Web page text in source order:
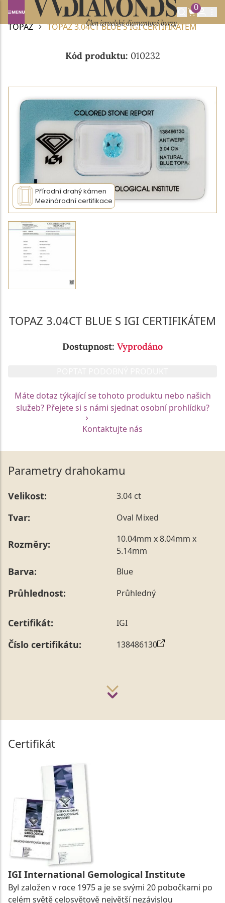
0
Domů
DRAHOKAMY A POLODRAHOKAMY
TOPAZ
TOPAZ 3.04CT BLUE S IGI CERTIFIKÁTEM
Kód produktu: 010232
Přírodní drahý kámen
Mezinárodní certifikace
TOPAZ 3.04CT BLUE S IGI CERTIFIKÁTEM
Dostupnost: Vyprodáno
Máte dotaz týkající se tohoto produktu nebo našich
služeb? Přejete si s námi sjednat osobní prohlídku?
Kontaktujte nás
Parametry drahokamu
Velikost: 3.04 ct
Tvar: Oval Mixed
Rozměry:
10.04mm x 8.04mm x
5.14mm
Barva: Blue
Průhlednost: Průhledný
Certifikát: IGI
Číslo certifikátu: 138486130
Certifikát
IGI International Gemological Institute
Byl založen v roce 1975 a je se svými 20 pobočkami po
celém světě celosvětově největší nezávislou